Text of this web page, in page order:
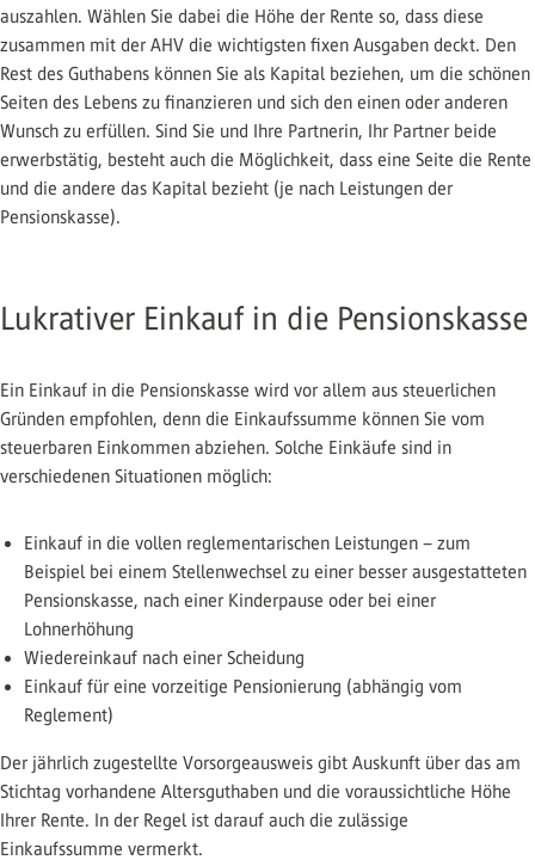
auszahlen. Wählen Sie dabei die Höhe der Rente so, dass diese
zusammen mit der AHV die wichtigsten fixen Ausgaben deckt. Den
Rest des Guthabens können Sie als Kapital beziehen, um die schönen
Seiten des Lebens zu finanzieren und sich den einen oder anderen
Wunsch zu erfüllen. Sind Sie und Ihre Partnerin, Ihr Partner beide
erwerbstätig, besteht auch die Möglichkeit, dass eine Seite die Rente
und die andere das Kapital bezieht (je nach Leistungen der
Pensionskasse).
Lukrativer Einkauf in die Pensionskasse
Ein Einkauf in die Pensionskasse wird vor allem aus steuerlichen
Gründen empfohlen, denn die Einkaufssumme können Sie vom
steuerbaren Einkommen abziehen. Solche Einkäufe sind in
verschiedenen Situationen möglich:
Einkauf in die vollen reglementarischen Leistungen – zum
Beispiel bei einem Stellenwechsel zu einer besser ausgestatteten
Pensionskasse, nach einer Kinderpause oder bei einer
Lohnerhöhung
Wiedereinkauf nach einer Scheidung
Einkauf für eine vorzeitige Pensionierung (abhängig vom
Reglement)
Der jährlich zugestellte Vorsorgeausweis gibt Auskunft über das am
Stichtag vorhandene Altersguthaben und die voraussichtliche Höhe
Ihrer Rente. In der Regel ist darauf auch die zulässige
Einkaufssumme vermerkt.